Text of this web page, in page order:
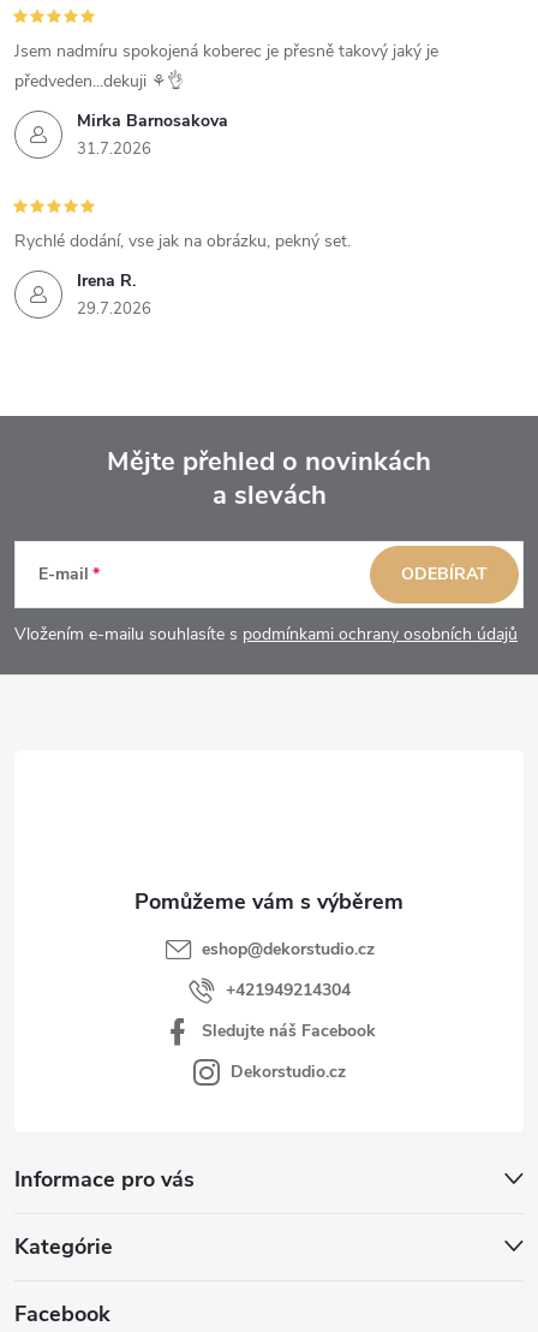
Mirka Barnosakova
31.7.2026
Jsem nadmíru spokojená koberec je přesně takový jaký je
předveden...dekuji ⚘️👌
Irena R.
29.7.2026
Rychlé dodání, vse jak na obrázku, pekný set.
p
a
Mějte přehled o novinkách
a slevách
E-mail
Vložením e-mailu souhlasíte s podmínkami ochrany osobních údajů
ODEBÍRAT
Informace pro vás
Kategórie
Facebook
eshop@dekorstudio.cz
+421949214304
Sledujte náš Facebook
Dekorstudio.cz